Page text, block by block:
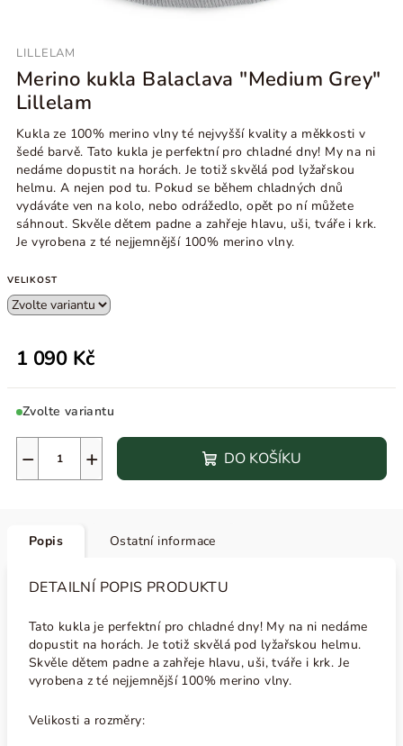
LILLELAM
Merino kukla Balaclava "Medium Grey"
Lillelam
Kukla ze 100% merino vlny té nejvyšší kvality a měkkosti v
šedé barvě. Tato kukla je perfektní pro chladné dny! My na ni
nedáme dopustit na horách. Je totiž skvělá pod lyžařskou
helmu. A nejen pod tu. Pokud se během chladných dnů
vydáváte ven na kolo, nebo odrážedlo, opět po ní můžete
sáhnout. Skvěle dětem padne a zahřeje hlavu, uši, tváře i krk.
Je vyrobena z té nejjemnější 100% merino vlny.
VELIKOST
1 090 Kč
Zvolte variantu
+
− DO KOŠÍKU
Popis Ostatní informace
DETAILNÍ POPIS PRODUKTU
Tato kukla je perfektní pro chladné dny! My na ni nedáme
dopustit na horách. Je totiž skvělá pod lyžařskou helmu.
Skvěle dětem padne a zahřeje hlavu, uši, tváře i krk. Je
vyrobena z té nejjemnější 100% merino vlny.
Velikosti a rozměry: